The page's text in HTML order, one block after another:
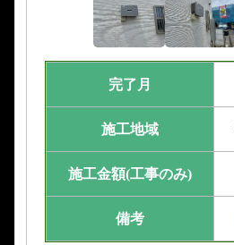
完了月
施工地域
施工金額(工事のみ)
備考